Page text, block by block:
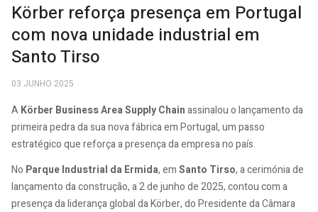
Körber reforça presença em Portugal
com nova unidade industrial em
Santo Tirso
03 JUNHO 2025
AKörber Business Area Supply Chainassinalou o lançamento da
primeira pedra da sua nova fábrica em Portugal, um passo
estratégico que reforça a presença da empresa no país.
No Parque Industrial da Ermida, emSanto Tirso, a cerimónia de
lançamento da construção, a 2 de junho de 2025, contou com a
presença da liderança global da Körber, do Presidente da Câmara